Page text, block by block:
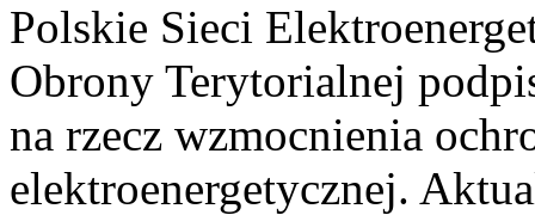
Polskie Sieci
Obrony Terytorialnej
na rzecz wzmocnienia
elektroenergetycznej.